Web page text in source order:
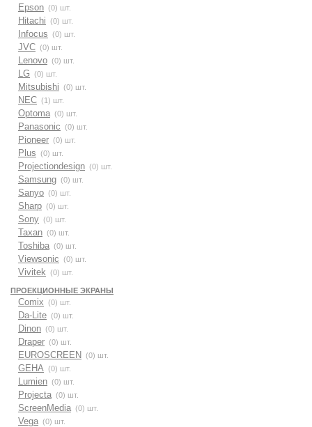
Epson (0) шт.
Hitachi (0) шт.
Infocus (0) шт.
JVC (0) шт.
Lenovo (0) шт.
LG (0) шт.
Mitsubishi (0) шт.
NEC (1) шт.
Optoma (0) шт.
Panasonic (0) шт.
Pioneer (0) шт.
Plus (0) шт.
Projectiondesign (0) шт.
Samsung (0) шт.
Sanyo (0) шт.
Sharp (0) шт.
Sony (0) шт.
Taxan (0) шт.
Toshiba (0) шт.
Viewsonic (0) шт.
Vivitek (0) шт.
ПРОЕКЦИОННЫЕ ЭКРАНЫ
Comix (0) шт.
Da-Lite (0) шт.
Dinon (0) шт.
Draper (0) шт.
EUROSCREEN (0) шт.
GEHA (0) шт.
Lumien (0) шт.
Projecta (0) шт.
ScreenMedia (0) шт.
Vega (0) шт.